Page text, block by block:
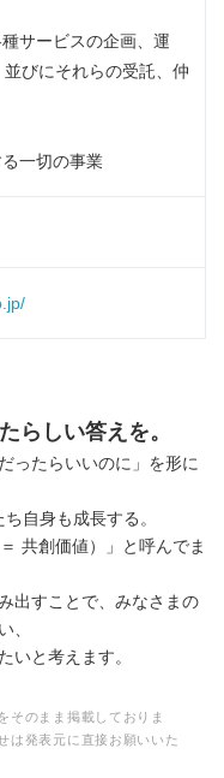
サービスの企画、運
びにそれらの受託、仲
る一切の事業
らしい答えを。
ったらいいのに」を形に
自身も成長する。
共創価値）」と呼んでま
出すことで、みなさまの
、
いと考えます。
そのまま掲載しておりま
は発表元に直接お願いいた